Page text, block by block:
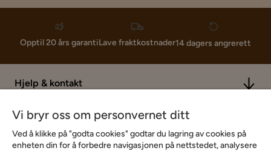
Opptil 20 års garantiLave fraktkostnader14 dagers angrerett
Hjelp & kontakt
Sortiment & tilbud
Vi bryr oss om personvernet ditt
Ved å klikke på "godta cookies" godtar du lagring av cookies på
enheten din for å forbedre navigasjonen på nettstedet, analysere